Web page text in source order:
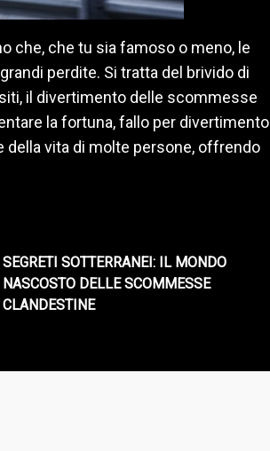
che, che tu sia famoso o meno, le
perdite. Si tratta del brivido di
il divertimento delle scommesse
la fortuna, fallo per divertimento
vita di molte persone, offrendo
SEGRETI SOTTERRANEI: IL MONDO
NASCOSTO DELLE SCOMMESSE
CLANDESTINE